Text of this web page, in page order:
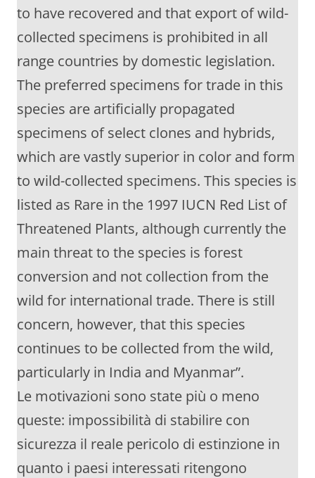
to have recovered and that export of wild-
collected specimens is prohibited in all
range countries by domestic legislation.
The preferred specimens for trade in this
species are artificially propagated
specimens of select clones and hybrids,
which are vastly superior in color and form
to wild-collected specimens. This species is
listed as Rare in the 1997 IUCN Red List of
Threatened Plants, although currently the
main threat to the species is forest
conversion and not collection from the
wild for international trade. There is still
concern, however, that this species
continues to be collected from the wild,
particularly in India and Myanmar”.
Le motivazioni sono state più o meno
queste: impossibilità di stabilire con
sicurezza il reale pericolo di estinzione in
quanto i paesi interessati ritengono